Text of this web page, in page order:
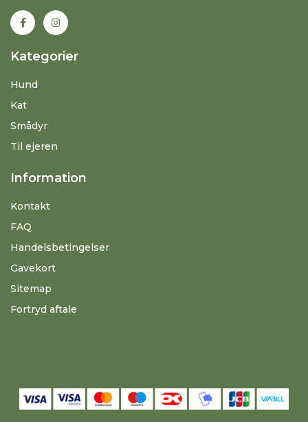
Kategorier
Hund
Kat
Smådyr
Til ejeren
Information
Kontakt
FAQ
Handelsbetingelser
Gavekort
Sitemap
Fortryd aftale